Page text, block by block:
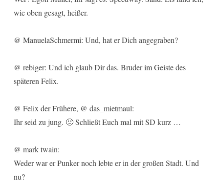
wie oben gesagt, heißer.
@ ManuelaSchmermi: Und, hat er Dich angegraben?
@ rebiger: Und ich glaub Dir das. Bruder im Geiste des
späteren Felix.
@ Felix der Frühere, @ das_mietmaul:
Ihr seid zu jung. 🙂 Schließt Euch mal mit SD kurz …
@ mark twain:
Weder war er Punker noch lebte er in der großen Stadt. Und
nu?